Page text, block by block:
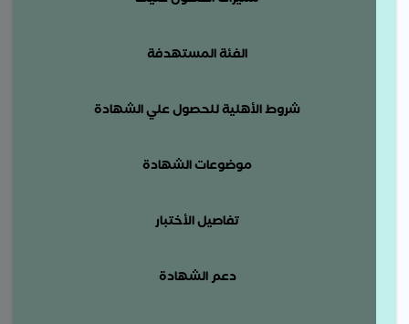
الفئة المستهدفة
شروط الأهلية للحصول علي الشهادة
موضوعات الشهادة
تفاصيل الأختبار
دعم الشهادة